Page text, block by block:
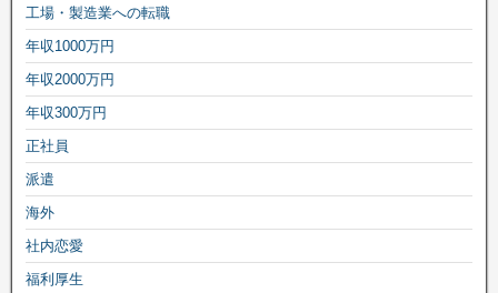
工場・製造業への転職
年収1000万円
年収2000万円
年収300万円
正社員
派遣
海外
社内恋愛
福利厚生